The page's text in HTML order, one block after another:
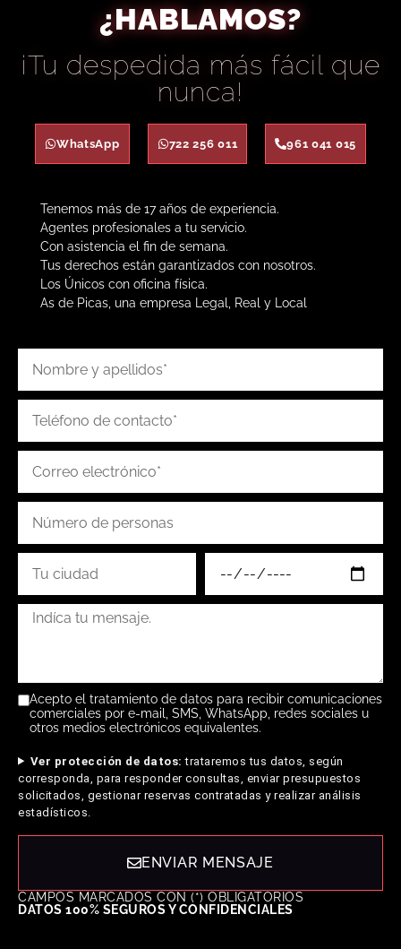
¿HABLAMOS?
¡Tu despedida más fácil que
nunca!
WhatsApp 722 256 011 961 041 015
Tenemos más de 17 años de experiencia.
Agentes profesionales a tu servicio.
Con asistencia el fin de semana.
Tus derechos están garantizados con nosotros.
Los Únicos con oficina física.
As de Picas, una empresa Legal, Real y Local
Acepto el tratamiento de datos para recibir comunicaciones
comerciales por e-mail, SMS, WhatsApp, redes sociales u
otros medios electrónicos equivalentes.
Ver protección de datos: trataremos tus datos, según
corresponda, para responder consultas, enviar presupuestos
solicitados, gestionar reservas contratadas y realizar análisis
estadísticos.
ENVIAR MENSAJE
CAMPOS MARCADOS CON (*) OBLIGATORIOS
DATOS 100% SEGUROS Y CONFIDENCIALES